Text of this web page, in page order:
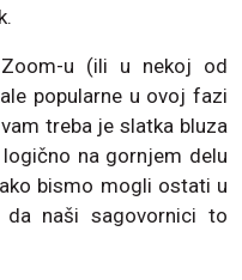
u (ili u nekoj od
popularne u ovoj fazi
treba je slatka bluza
na gornjem delu
bismo mogli ostati u
naši sagovornici to